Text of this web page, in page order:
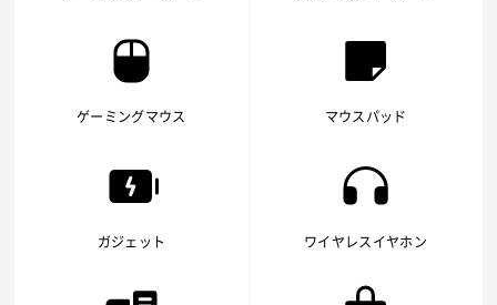
ゲーミングマウス マウスパッド
ガジェット ワイヤレスイヤホン